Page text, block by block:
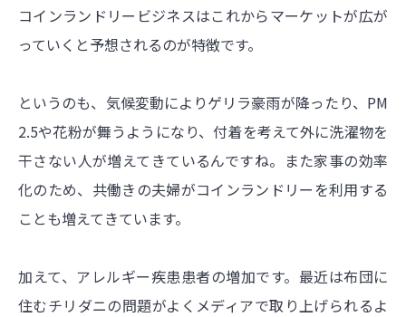
コインランドリービジネスはこれからマーケットが広が
っていくと予想されるのが特徴です。
というのも、気候変動によりゲリラ豪雨が降ったり、PM
2.5や花粉が舞うようになり、付着を考えて外に洗濯物を
干さない人が増えてきているんですね。また家事の効率
化のため、共働きの夫婦がコインランドリーを利用する
ことも増えてきています。
加えて、アレルギー疾患患者の増加です。最近は布団に
住むチリダニの問題がよくメディアで取り上げられるよ